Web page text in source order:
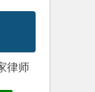
律师